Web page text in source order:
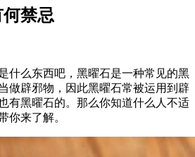
禁忌
什么东西吧，黑曜石是一种常见的黑
做辟邪物，因此黑曜石常被运用到辟
有黑曜石的。那么你知道什么人不适
你来了解。